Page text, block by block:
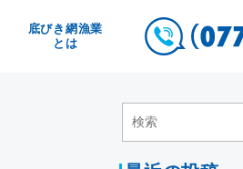
底びき網漁業
とは